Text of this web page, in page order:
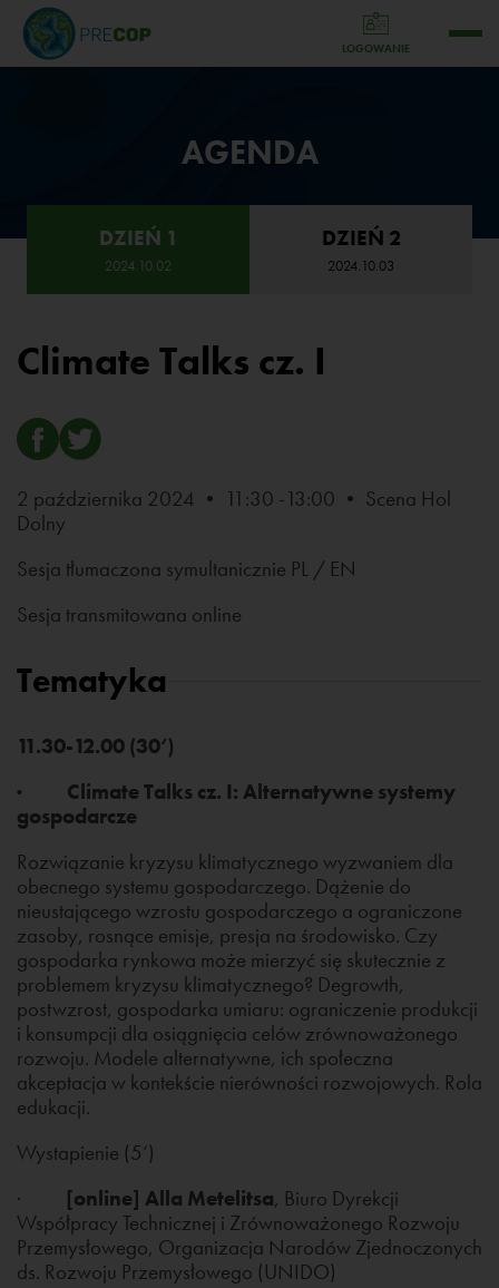
LOGOWANIE
AGENDA
DZIEŃ 1
2024.10.02
DZIEŃ 2
2024.10.03
Climate Talks cz. I
2 października 2024 • 11:30 -13:00 • Scena Hol
Dolny
Sesja tłumaczona symultanicznie PL / EN
Sesja transmitowana online
Tematyka
11.30-12.00 (30‘)
· Climate Talks cz. I: Alternatywne systemy
gospodarcze
Rozwiązanie kryzysu klimatycznego wyzwaniem dla
obecnego systemu gospodarczego. Dążenie do
nieustającego wzrostu gospodarczego a ograniczone
zasoby, rosnące emisje, presja na środowisko. Czy
gospodarka rynkowa może mierzyć się skutecznie z
problemem kryzysu klimatycznego? Degrowth,
postwzrost, gospodarka umiaru: ograniczenie produkcji
i konsumpcji dla osiągnięcia celów zrównoważonego
rozwoju. Modele alternatywne, ich społeczna
akceptacja w kontekście nierówności rozwojowych. Rola
edukacji.
Wystapienie (5‘)
· [online] Alla Metelitsa, Biuro Dyrekcji
Współpracy Technicznej i Zrównoważonego Rozwoju
Przemysłowego, Organizacja Narodów Zjednoczonych
ds. Rozwoju Przemysłowego (UNIDO)